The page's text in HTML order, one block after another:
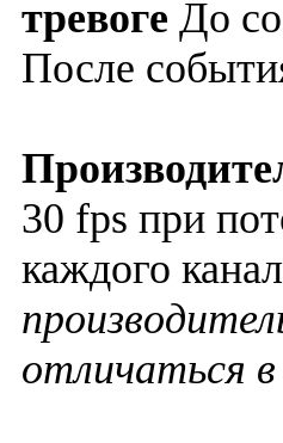
тревоге До
После
30 fps при
каждого
отличаться в